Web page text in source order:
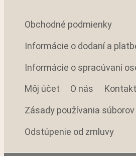
Obchodné podmienky
Informácie o dodaní a
Informácie o spracúvaní
Môj účet O nás Kontakt
Zásady používania súborov
Odstúpenie od zmluvy